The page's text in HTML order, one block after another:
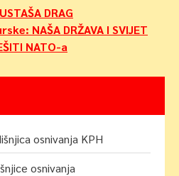
DRAG
NAŠA DRŽAVA I SVIJET
NATO-a
osnivanja KPH
osnivanja